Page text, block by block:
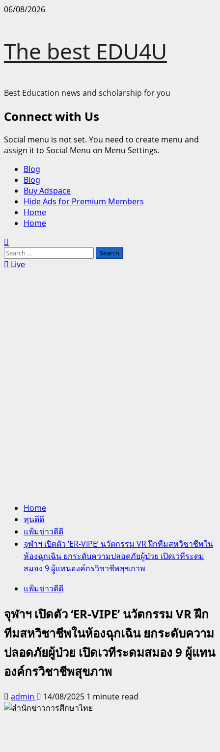
Skip
06/08/2026
The best EDU4U
Best Education news and scholarship for you
Connect with Us
Social menu is not set. You need to create menu and
assign it to Social Menu on Menu Settings.
Primary
Menu
Blog
Blog
Buy Adspace
Hide Ads for Premium Members
Home
Home
Search
for:Live
Home
ทุนดีดี
แฟ้มข่าวดีดี
จุฬาฯ เปิดตัว ‘ER-VIPE’ นวัตกรรม VR ฝึกทีมสหวิชาชีพใน
ห้องฉุกเฉิน ยกระดับความปลอดภัยผู้ป่วย เปิดเวทีระดม
สมอง 9 ผู้แทนองค์กรวิชาชีพสุขภาพ
แฟ้มข่าวดีดี
จุฬาฯ เปิดตัว ‘ER-VIPE’ นวัตกรรม VR ฝึก
ทีมสหวิชาชีพในห้องฉุกเฉิน ยกระดับความ
ปลอดภัยผู้ป่วย เปิดเวทีระดมสมอง 9 ผู้แทน
องค์กรวิชาชีพสุขภาพ
admin 14/08/2025 1 minute read